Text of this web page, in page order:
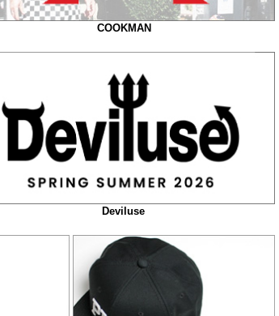
COOKMAN
Deviluse